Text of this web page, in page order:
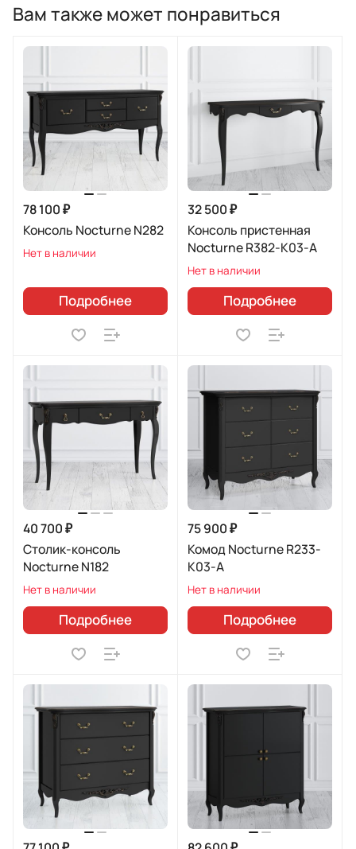
Вам также может понравиться
78 100 ₽
Консоль Nocturne N282
Нет в наличии
Подробнее
32 500 ₽
Консоль пристенная
Nocturne R382-K03-A
Нет в наличии
Подробнее
40 700 ₽
Столик-консоль
Nocturne N182
Нет в наличии
Подробнее
75 900 ₽
Комод Nocturne R233-
K03-A
Нет в наличии
Подробнее